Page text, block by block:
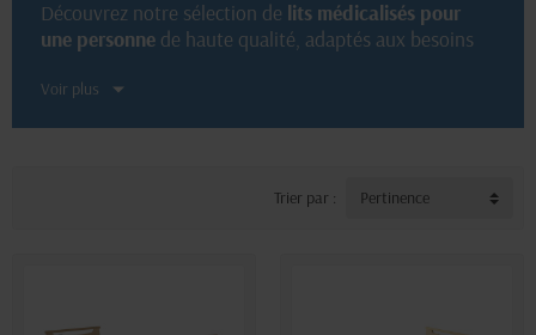
Découvrez notre sélection de lits médicalisés pour
une personne de haute qualité, adaptés aux besoins
trouverez chez nous une gamme de lits médicalisés
aux exigences de votre établissement de santé ou de
Voir plus
Trier par : Pertinence